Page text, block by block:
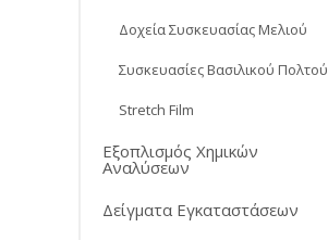
Δοχεία Συσκευασίας Μελιού
Συσκευασίες Βασιλικού Πολτού
Stretch Film
Εξοπλισμός Χημικών
Αναλύσεων
Δείγματα Εγκαταστάσεων